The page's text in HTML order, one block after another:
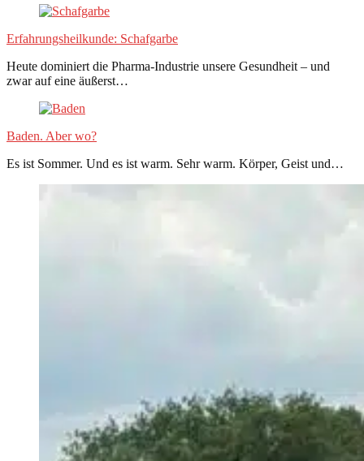
Erfahrungsheilkunde: Schafgarbe
Heute dominiert die Pharma-Industrie unsere Gesundheit – und
zwar auf eine äußerst…
Baden. Aber wo?
Es ist Sommer. Und es ist warm. Sehr warm. Körper, Geist und…